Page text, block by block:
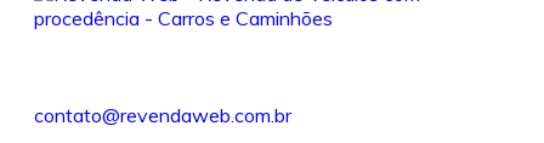
contato@revendaweb.com.br